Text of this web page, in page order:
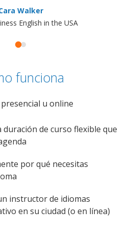
Walker
English in the USA
funciona
u online
duración de curso flexible que
por qué necesitas
instructor de idiomas
en su ciudad (o en línea)